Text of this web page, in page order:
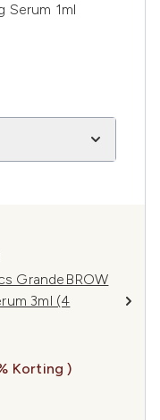
Serum 1ml
GrandeBROW
3ml (4
Price:
Korting )